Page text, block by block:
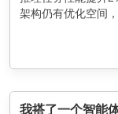
架构仍有优化空间